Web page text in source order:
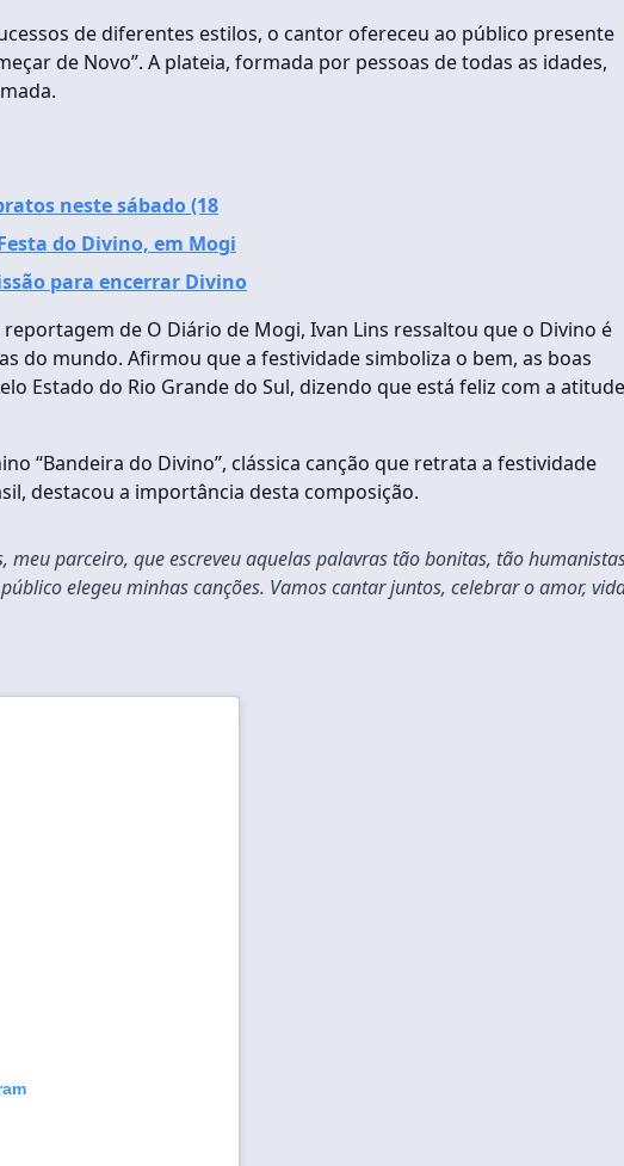
de diferentes estilos, o cantor ofereceu ao público presente
de Novo”. A plateia, formada por pessoas de todas as idades,
neste sábado (18
do Divino, em Mogi
para encerrar Divino
de O Diário de Mogi, Ivan Lins ressaltou que o Divino é
do mundo. Afirmou que a festividade simboliza o bem, as boas
Estado do Rio Grande do Sul, dizendo que está feliz com a atitude
“Bandeira do Divino”, clássica canção que retrata a festividade
destacou a importância desta composição.
meu parceiro, que escreveu aquelas palavras tão bonitas, tão
elegeu minhas canções. Vamos cantar juntos, celebrar o amor,